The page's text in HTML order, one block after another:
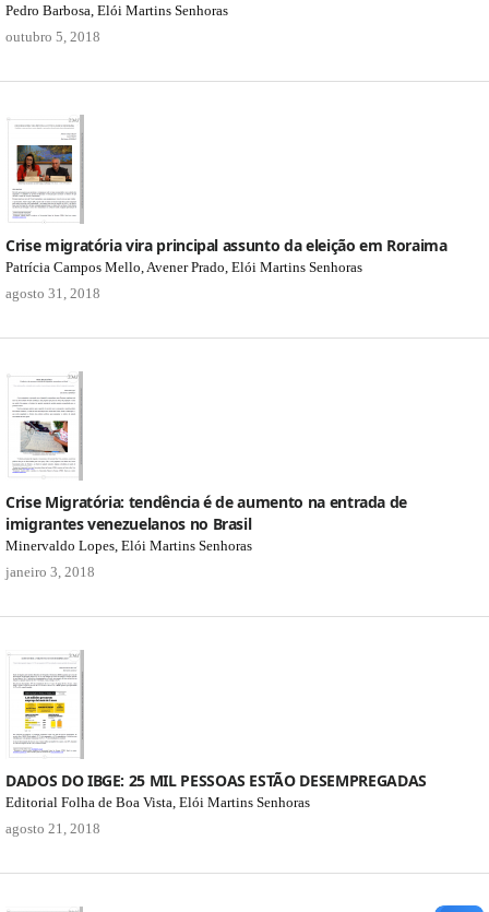
Pedro Barbosa, Elói Martins Senhoras
outubro 5, 2018
Crise migratória vira principal assunto da eleição em Roraima
Patrícia Campos Mello, Avener Prado, Elói Martins Senhoras
agosto 31, 2018
Crise Migratória: tendência é de aumento na entrada de
imigrantes venezuelanos no Brasil
Minervaldo Lopes, Elói Martins Senhoras
janeiro 3, 2018
DADOS DO IBGE: 25 MIL PESSOAS ESTÃO DESEMPREGADAS
Editorial Folha de Boa Vista, Elói Martins Senhoras
agosto 21, 2018